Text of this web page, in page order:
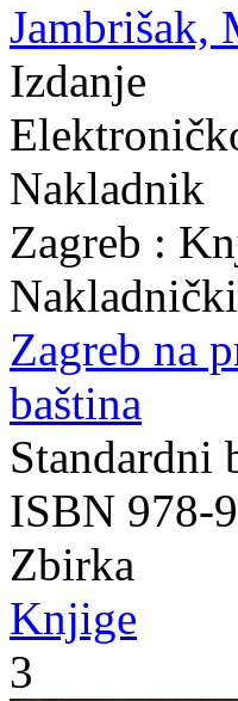
Jambrišak,
Izdanje
Nakladnik
Zagreb :
Zagreb na
baština
Standardni
ISBN 978-
Zbirka
Knjige
3